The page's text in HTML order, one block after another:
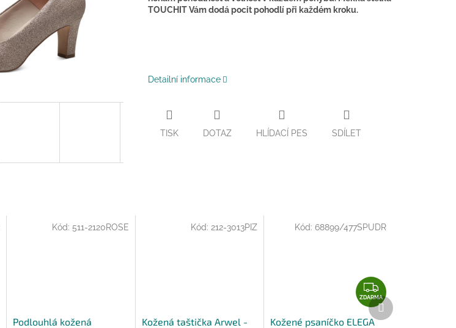
TOUCHIT Vám dodá pocit pohodlí při každém kroku.
Detailní informace
TISK DOTAZ HLÍDACÍ PES SDÍLET
Podlouhlá kožená
Kód: 511-2120ROSE
Kožená taštička Arwel -
Kód: 212-3013PIZ
Z
D
A
ZDARMA
Kožené psaníčko ELEGA
Kód: 68899/477SPUDR
Další
produkt